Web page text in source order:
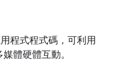
程式程式碼，可利用
體硬體互動。